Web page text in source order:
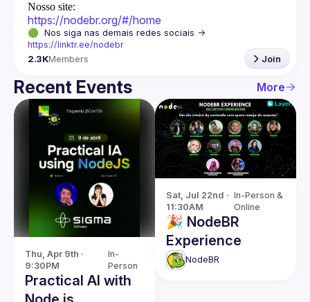
Nosso site:
https://nodebr.org/#/home
https://linktr.ee/nodebr
2.3KMembers Join
Recent Events More
Thu, Apr 9th ·
9:30PM
In-
Person
Practical AI with
Sat, Jul 22nd ·
11:30AM
In-Person &
Online
🎉 NodeBR
Experience
NodeBR